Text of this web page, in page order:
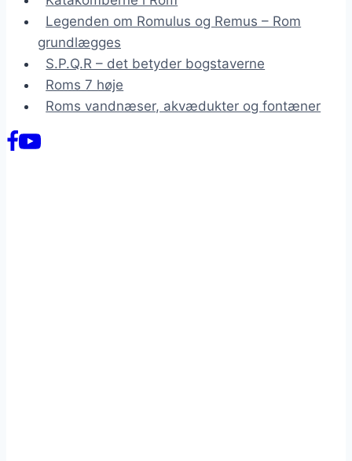
Legenden om Romulus og Remus – Rom
grundlægges
S.P.Q.R – det betyder bogstaverne
Roms 7 høje
Roms vandnæser, akvædukter og fontæner